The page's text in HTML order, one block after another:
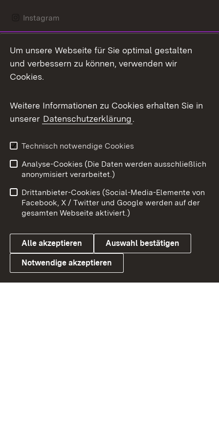
Instagram
Mastodon
Messenger
Social Wall
X / Twitter
Youtube
Link zum Landesportal
Benutzungshinweise
Barrierefreiheit
Datenschutz
Cookies
Um unsere Webseite für Sie optimal gestalten
und verbessern zu können, verwenden wir
Cookies.
Weitere Informationen zu Cookies erhalten Sie in
unserer Datenschutzerklärung.
Technisch notwendige Cookies
Analyse-Cookies (Die Daten werden ausschließlich
anonymisiert verarbeitet.)
Drittanbieter-Cookies (Social-Media-Elemente von
Facebook, X / Twitter und Google werden auf der
gesamten Webseite aktiviert.)
Alle akzeptieren Auswahl bestätigen
Notwendige akzeptieren